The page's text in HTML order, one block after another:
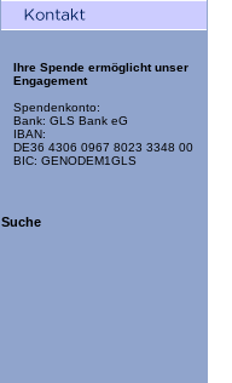
Ihre Spende ermöglicht unser
Engagement
Spendenkonto:
Bank: GLS Bank eG
IBAN:
DE36 4306 0967 8023 3348 00
BIC: GENODEM1GLS
Suche